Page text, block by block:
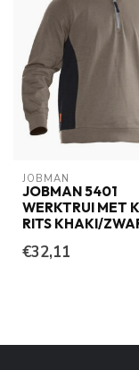
JOBMAN
JOBMAN 5401
WERKTRUI MET
RITS KHAKI/
€32,11